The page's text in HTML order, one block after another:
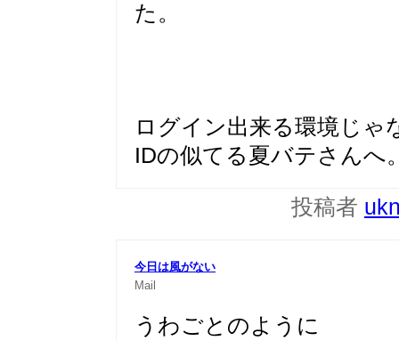
た。
ログイン出来る環境じゃ
IDの似てる夏バテさんへ
投稿者
今日は風がない
Mail
うわごとのように